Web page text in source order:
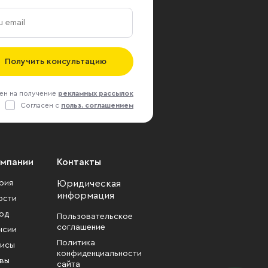
Получить консультацию
на получение рекламных рассылок
Согласен с польз. соглашением
Контакты
Юридическая
информация
Пользовательское
соглашение
Политика
конфиденциальности
сайта